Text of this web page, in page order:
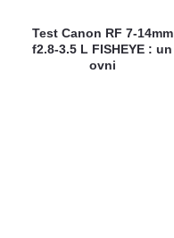
Test Canon RF 7-14mm
f2.8-3.5 L FISHEYE : un
ovni